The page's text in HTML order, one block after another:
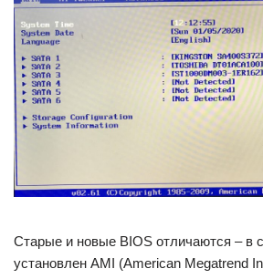
Старые и новые BIOS отличаются – в
установлен AMI (American Megatrend